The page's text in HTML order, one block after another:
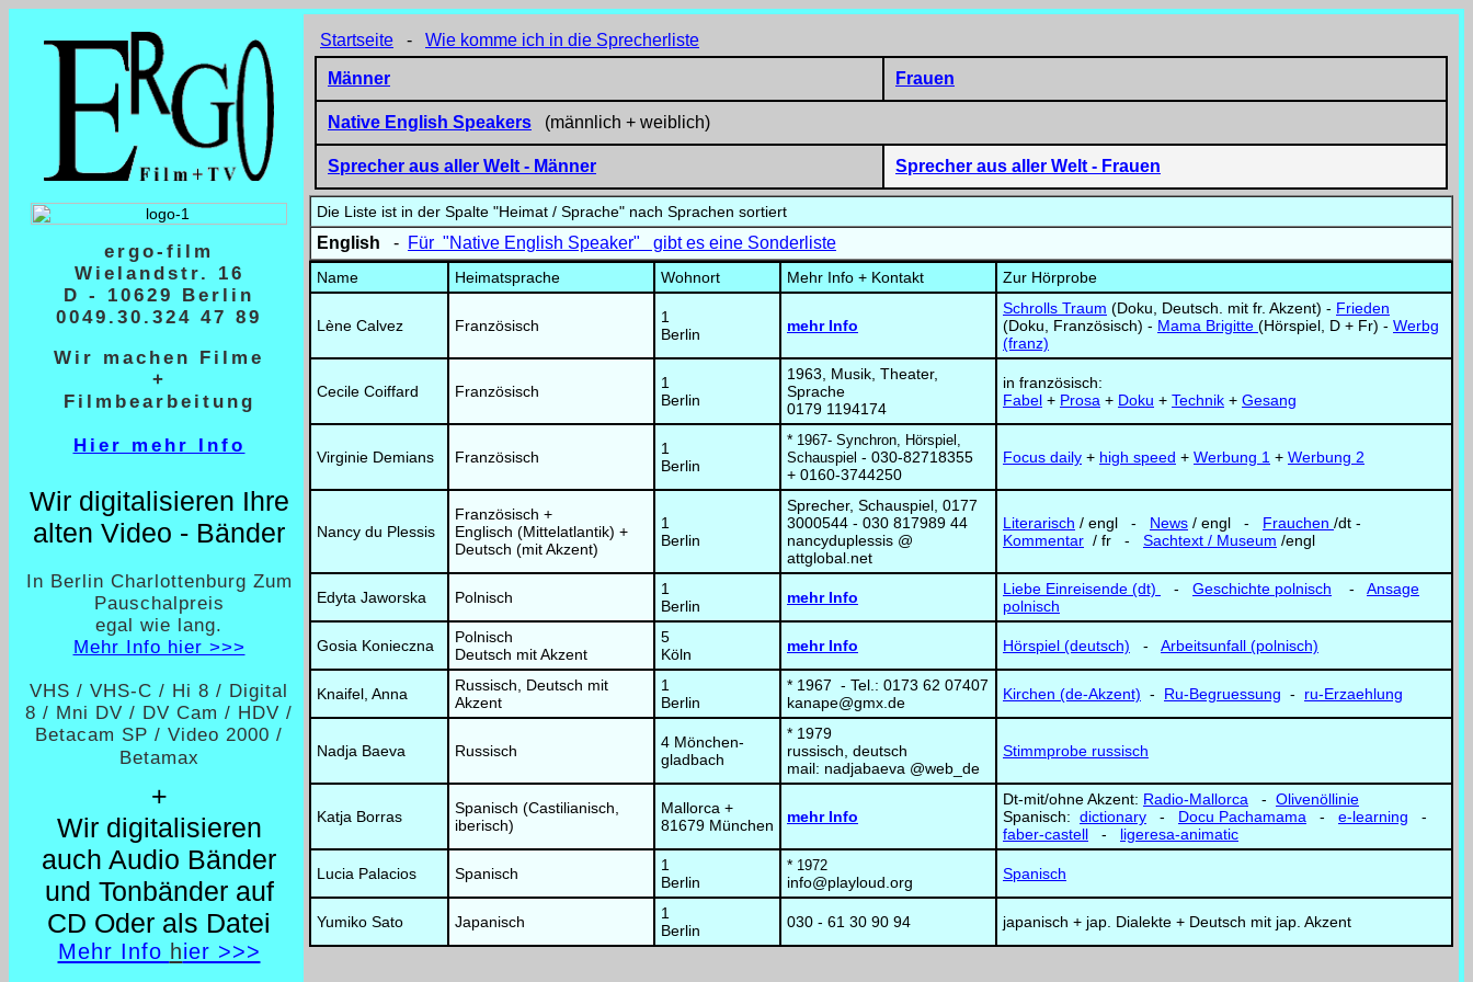
ergo-film
Wielandstr. 16
D - 10629 Berlin
0049.30.324 47 89
Wir machen Filme
+
Filmbearbeitung
Hier mehr Info
Wir digitalisieren Ihre
alten Video - Bänder
In Berlin Charlottenburg Zum
Pauschalpreis
egal wie lang.
Mehr Info hier >>>
VHS / VHS-C / Hi 8 / Digital
8 / Mni DV / DV Cam / HDV /
Betacam SP / Video 2000 /
Betamax
+
Wir digitalisieren
auch Audio Bänder
und Tonbänder auf
CD Oder als Datei
Mehr Info hier >>>
Startseite - Wie komme ich in die Sprecherliste
Männer Frauen
Native English Speakers (männlich + weiblich)
Sprecher aus aller Welt - Männer Sprecher aus aller Welt - Frauen
Die Liste ist in der Spalte "Heimat / Sprache" nach Sprachen sortiert
English - Für "Native English Speaker" gibt es eine Sonderliste
Name Heimatsprache Wohnort Mehr Info + Kontakt Zur Hörprobe
Lène Calvez Französisch
1
Berlin
mehr Info
Schrolls Traum (Doku, Deutsch. mit fr. Akzent) - Frieden
(Doku, Französisch) - Mama Brigitte (Hörspiel, D + Fr) - Werbg
(franz)
Cecile Coiffard Französisch
1
Berlin
1963, Musik, Theater,
Sprache
0179 1194174
in französisch:
Fabel + Prosa + Doku + Technik + Gesang
Virginie Demians Französisch
1
Berlin
* 1967- Synchron, Hörspiel,
Schauspiel - 030-82718355
+ 0160-3744250
Focus daily + high speed + Werbung 1 + Werbung 2
Nancy du Plessis
Französisch +
Englisch (Mittelatlantik) +
Deutsch (mit Akzent)
1
Berlin
Sprecher, Schauspiel, 0177
3000544 - 030 817989 44
nancyduplessis @
attglobal.net
Literarisch / engl - News / engl - Frauchen /dt -
Kommentar / fr - Sachtext / Museum /engl
Edyta Jaworska Polnisch
1
Berlin
mehr Info Liebe Einreisende (dt) - Geschichte polnisch - Ansage
polnisch
Gosia Konieczna
Polnisch
Deutsch mit Akzent
5
Köln
mehr Info Hörspiel (deutsch) - Arbeitsunfall (polnisch)
Knaifel, Anna
Russisch, Deutsch mit
Akzent
1
Berlin
* 1967 - Tel.: 0173 62 07407
kanape@gmx.de
Kirchen (de-Akzent) - Ru-Begruessung - ru-Erzaehlung
Nadja Baeva Russisch
4 Mönchen-
gladbach
* 1979
russisch, deutsch
mail: nadjabaeva @web_de
Stimmprobe russisch
Katja Borras
Spanisch (Castilianisch,
iberisch)
Mallorca +
81679 München
mehr Info
Dt-mit/ohne Akzent: Radio-Mallorca - Olivenöllinie
Spanisch: dictionary - Docu Pachamama - e-learning -
faber-castell - ligeresa-animatic
Lucia Palacios Spanisch
1
Berlin
* 1972
info@playloud.org Spanisch
Yumiko Sato Japanisch
1
Berlin
030 - 61 30 90 94 japanisch + jap. Dialekte + Deutsch mit jap. Akzent